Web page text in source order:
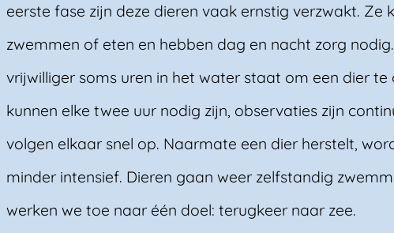
eerste fase zijn deze dieren vaak ernstig verzwakt. Ze
zwemmen of eten en hebben dag en nacht zorg
vrijwilliger soms uren in het water staat om een dier te
kunnen elke twee uur nodig zijn, observaties zijn
volgen elkaar snel op. Naarmate een dier herstelt,
minder intensief. Dieren gaan weer zelfstandig
werken we toe naar één doel: terugkeer naar zee.